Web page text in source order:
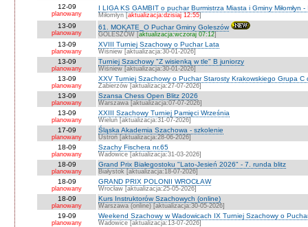
12-09
planowany
I LIGA KS GAMBIT o puchar Burmistrza Miasta i Gminy Miłomłyn -
Miłomłyn [aktualizacja:dzisiaj 12:55]
13-09
planowany
61. MOKATE_O Puchar Gminy Goleszów
GOLESZÓW [aktualizacja:wczoraj 07:12]
13-09
planowany
XVIII Turniej Szachowy o Puchar Lata
Wiśniew [aktualizacja:30-01-2026]
13-09
planowany
Turniej Szachowy "Z wisienką w tle" B juniorzy
Wiśniew [aktualizacja:30-01-2026]
13-09
planowany
XXV Turniej Szachowy o Puchar Starosty Krakowskiego Grupa C
Zabierzów [aktualizacja:27-07-2026]
13-09
planowany
Szansa Chess Open Blitz 2026
Warszawa [aktualizacja:07-07-2026]
13-09
planowany
XXIII Szachowy Turniej Pamięci Września
Wieluń [aktualizacja:31-07-2026]
17-09
planowany
Śląska Akademia Szachowa - szkolenie
Ustroń [aktualizacja:28-06-2026]
18-09
planowany
Szachy Fischera nr.65
Wadowice [aktualizacja:31-03-2026]
18-09
planowany
Grand Prix Białegostoku "Lato-Jesień 2026" - 7. runda blitz
Białystok [aktualizacja:18-07-2026]
18-09
planowany
GRAND PRIX POLONII WROCŁAW
Wrocław [aktualizacja:25-05-2026]
18-09
planowany
Kurs Instruktorów Szachowych (online)
Warszawa (online) [aktualizacja:30-05-2026]
19-09
planowany
Weekend Szachowy w Wadowicach IX Turniej Szachowy o
Wadowice [aktualizacja:13-07-2026]